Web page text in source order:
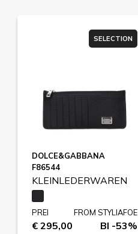
SELECTION
DOLCE&GABBANA
F86544
KLEINLEDERWAREN
PREI
€ 295,00
FROM STYLIAFOE
BI -53%